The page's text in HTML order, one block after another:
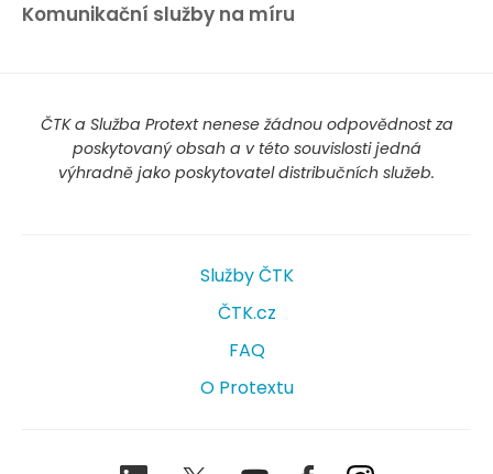
Komunikační služby na míru
ČTK a Služba Protext nenese žádnou odpovědnost za
poskytovaný obsah a v této souvislosti jedná
výhradně jako poskytovatel distribučních služeb.
Služby ČTK
ČTK.cz
FAQ
O Protextu